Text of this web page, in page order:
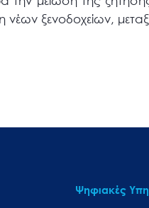
νέων ξενοδοχείων,
Ψηφιακές